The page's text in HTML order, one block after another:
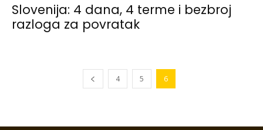
Slovenija: 4 dana, 4 terme i bezbroj
razloga za povratak
4 5 6